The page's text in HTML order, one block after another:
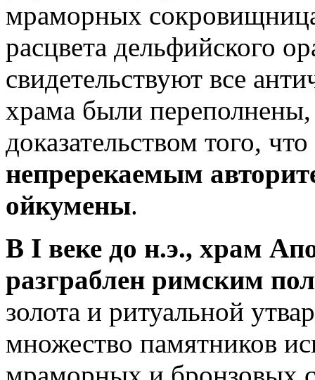
мраморных
расцвета дельфийского
свидетельствуют все
храма были
доказательством того, что
непререкаемым
ойкумены.
В I веке до н.э., храм
разграблен римским
золота и ритуальной
множество памятников